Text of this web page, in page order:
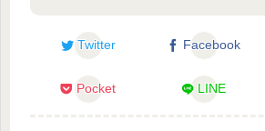
Twitter Facebook
Pocket LINE